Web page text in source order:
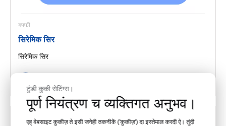
गफ्फी
सिरेमिक सिर
सिरेमिक सिर
टुंडी कुकी सेटिंग्स।
पूर्ण नियंत्रण च व्यक्तिगत अनुभव।
एह् वेबसाइट कुकीज़ ते इसी जनेही तकनीकें ('कुकीज़') दा इस्तेमाल करदी ऐ। तुंदी